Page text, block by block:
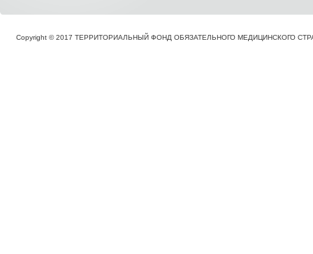
Copyright © 2017 ТЕРРИТОРИАЛЬНЫЙ ФОНД ОБЯЗАТЕЛЬНОГО МЕДИЦИНСКОГО